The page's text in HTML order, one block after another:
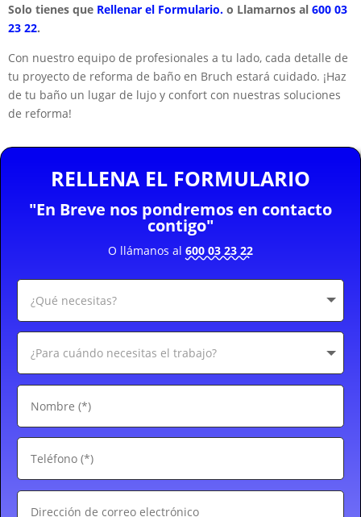
Solo tienes que Rellenar el Formulario. o Llamarnos al 600 03
23 22.
Con nuestro equipo de profesionales a tu lado, cada detalle de
tu proyecto de reforma de baño en Bruch estará cuidado. ¡Haz
de tu baño un lugar de lujo y confort con nuestras soluciones
de reforma!
RELLENA EL FORMULARIO
"En Breve nos pondremos en contacto
contigo"
O llámanos al 600 03 23 22